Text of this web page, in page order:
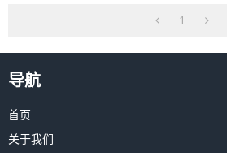
1
导航
首页
关于我们